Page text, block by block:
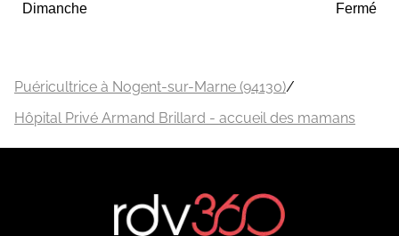
Dimanche Fermé
Puéricultrice à Nogent-sur-Marne (94130)/
Hôpital Privé Armand Brillard - accueil des mamans